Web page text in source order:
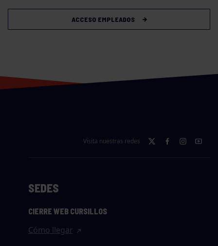
ACCESO EMPLEADOS
Visita nuestras redes
SEDES
CIERRE WEB CURSILLOS
Cómo llegar